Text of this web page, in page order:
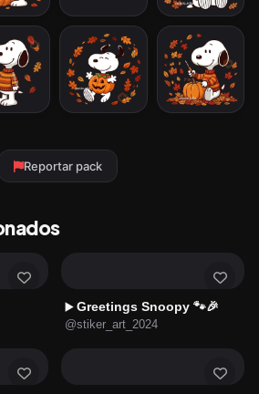
Reportar pack
▶️ Greetings Snoopy 🐾🎉
@stiker_art_2024